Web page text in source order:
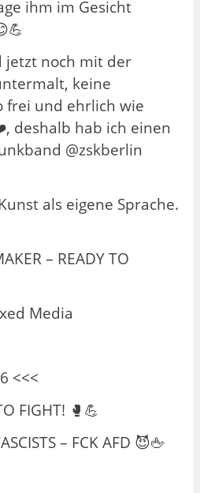
ihm im Gesicht
jetzt noch mit der
keine
frei und ehrlich wie
deshalb hab ich einen
@zskberlin
als eigene Sprache.
– READY TO
Media
<<<
FIGHT! 🥊💪
– FCK AFD 😈🖕